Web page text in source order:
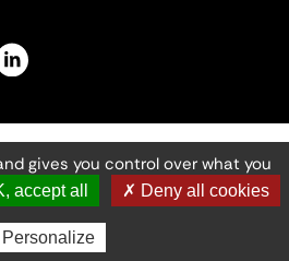
légales
des cookies
numérique
de la Culture ©2026
et du patrimoine
gives you control over what you
accept all ✗ Deny all cookies
Personalize